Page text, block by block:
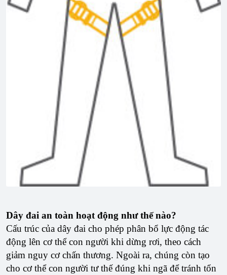
Dây đai an toàn hoạt động như thế nào?
Cấu trúc của dây đai cho phép phân bổ lực động tác
động lên cơ thể con người khi dừng rơi, theo cách
giảm nguy cơ chấn thương. Ngoài ra, chúng còn tạo
cho cơ thể con người tư thế đúng khi ngã để tránh tổn